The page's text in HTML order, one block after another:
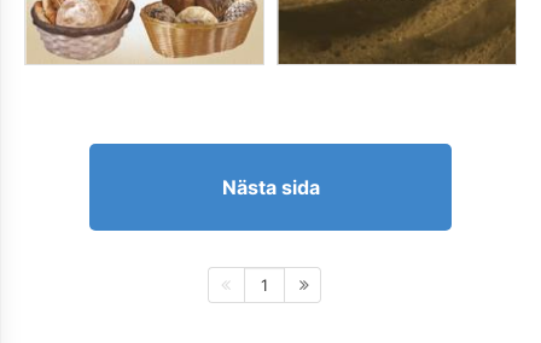
Nästa sida
1